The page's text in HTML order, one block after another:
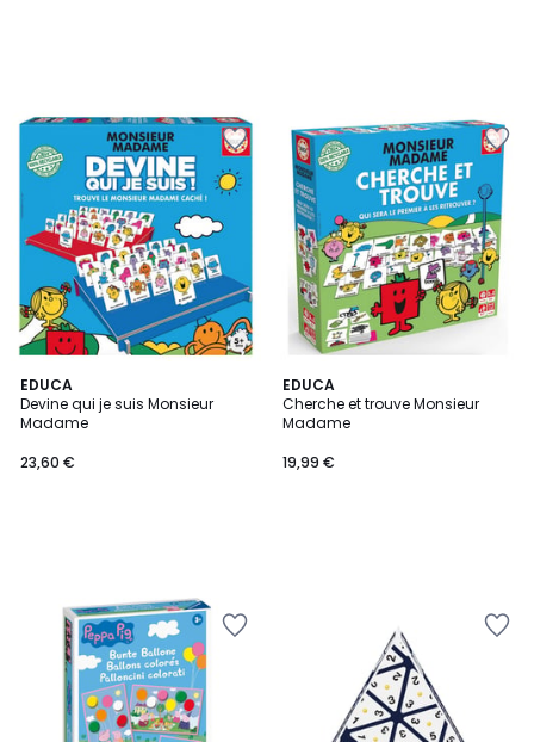
EDUCA
Devine qui je suis Monsieur
Madame
23,60 €
EDUCA
Cherche et trouve Monsieur
Madame
19,99 €